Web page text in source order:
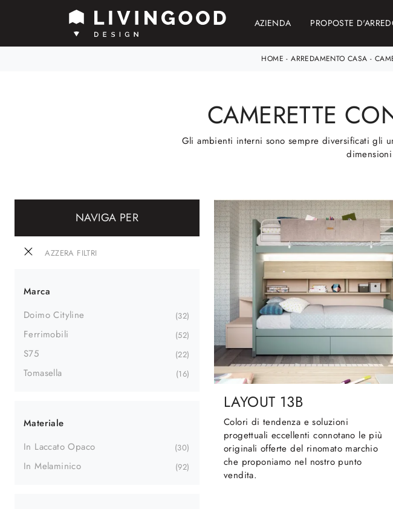
AZIENDA PROPOSTE
HOME -ARREDAMENTO CASA -
CAMERETTE
Gli ambienti interni sono sempre diversificati gli
NAVIGA PER
AZZERA FILTRI
Marca
Doimo Cityline
32
Ferrimobili 52
S75 22
Tomasella 16
Materiale
In Laccato Opaco
30
In Melaminico 92
LAYOUT 13B
Colori di tendenza e soluzioni
progettuali eccellenti connotano le più
originali offerte del rinomato marchio
che proponiamo nel nostro punto
vendita.